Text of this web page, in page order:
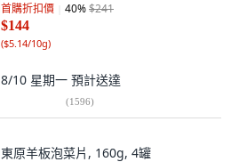
首購折扣價 40%$241
$144
($5.14/10g)
8/10 星期一 預計送達
(1596)
東原羊板泡菜片, 160g, 4罐